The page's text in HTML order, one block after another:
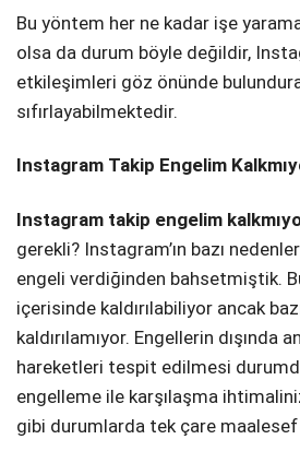
Bu yöntem her ne kadar işe
olsa da durum böyle değildir,
etkileşimleri göz önünde
sıfırlayabilmektedir.
Instagram Takip Engelim
Instagram takip engelim
gerekli? Instagram’ın bazı
engeli verdiğinden bahsetmiştik.
içerisinde kaldırılabiliyor ancak
kaldırılamıyor. Engellerin dışında
hareketleri tespit edilmesi
engelleme ile karşılaşma
gibi durumlarda tek çare